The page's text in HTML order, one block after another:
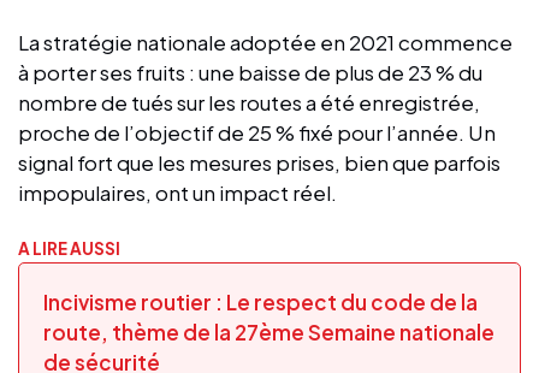
La stratégie nationale adoptée en 2021 commence
à porter ses fruits : une baisse de plus de 23 % du
nombre de tués sur les routes a été enregistrée,
proche de l’objectif de 25 % fixé pour l’année. Un
signal fort que les mesures prises, bien que parfois
impopulaires, ont un impact réel.
A LIRE AUSSI
Incivisme routier : Le respect du code de la
route, thème de la 27ème Semaine nationale
de sécurité